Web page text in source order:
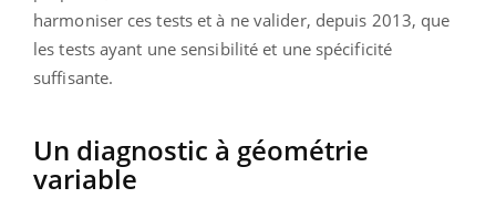
harmoniser ces tests et à ne valider, depuis 2013, que
les tests ayant une sensibilité et une spécificité
suffisante.
Un diagnostic à géométrie
variable